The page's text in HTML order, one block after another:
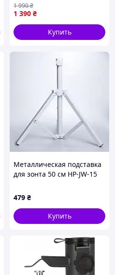
трость и сложных зонтов,
60×20×20 см
1 390 ₴
1 990₴
Купить
Металлическая подставка
для зонта 50 см HP-JW-15
479 ₴
Купить